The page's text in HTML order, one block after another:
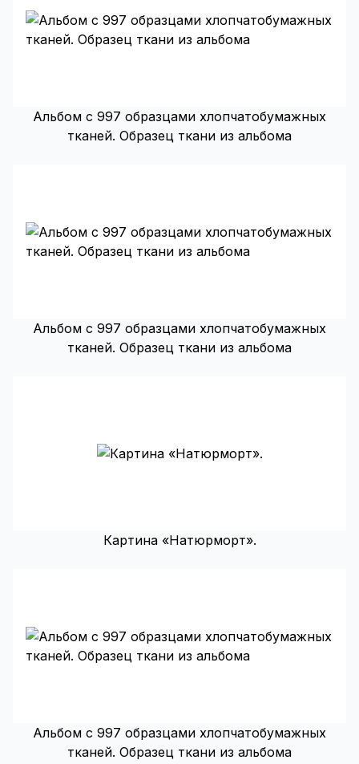
Альбом с 997 образцами хлопчатобумажных
тканей. Образец ткани из альбома
Альбом с 997 образцами хлопчатобумажных
тканей. Образец ткани из альбома
Картина «Натюрморт».
Альбом с 997 образцами хлопчатобумажных
тканей. Образец ткани из альбома